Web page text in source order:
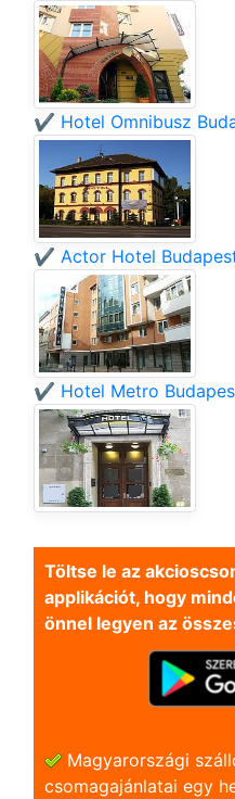
✔️ Hotel Omnibusz
✔️ Actor Hotel
✔️ Hotel Metro
Töltse le az
applikációt, hogy
önnel legyen az
Magyarországi
csomagajánlatai egy